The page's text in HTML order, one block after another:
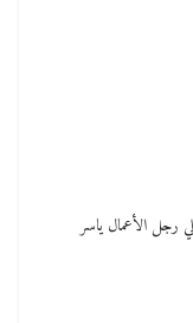
رجل الأعمال ياسر